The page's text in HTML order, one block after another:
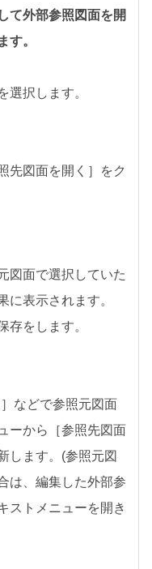
て外部参照図面を開
す。
選択します。
先図面を開く］をク
図面で選択していた
に表示されます。
存をします。
などで参照元図面
ーから［参照先図面
します。(参照元図
は、編集した外部参
ストメニューを開き